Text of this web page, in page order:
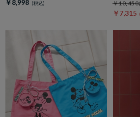
￥8,998
￥7,315
￥10,450